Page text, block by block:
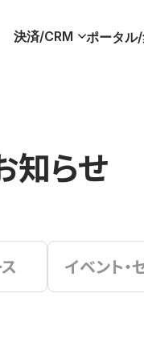
決済/CRM ポータル
知らせ
イベント・